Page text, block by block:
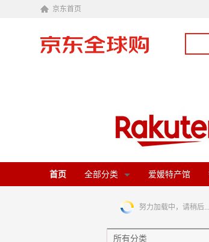
京东首页
首页 全部分类 爱媛特产馆
努力加载中，请稍后...
所有分类